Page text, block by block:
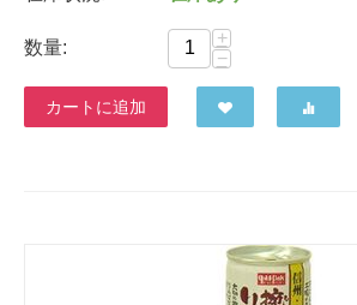
数量:
+
−
カートに追加